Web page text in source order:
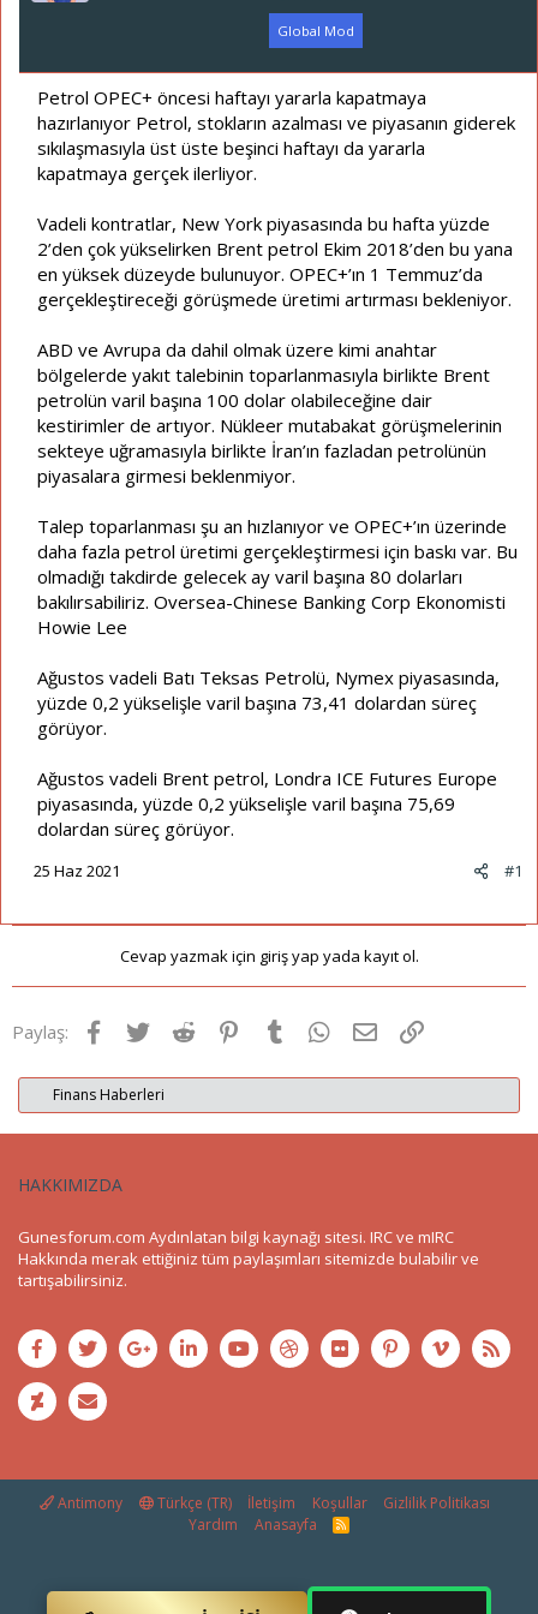
ş
t
r
i
h
i
Global Mod
Petrol OPEC+ öncesi haftayı yararla kapatmaya
hazırlanıyor Petrol, stokların azalması ve piyasanın giderek
sıkılaşmasıyla üst üste beşinci haftayı da yararla
kapatmaya gerçek ilerliyor.
Vadeli kontratlar, New York piyasasında bu hafta yüzde
2’den çok yükselirken Brent petrol Ekim 2018’den bu yana
en yüksek düzeyde bulunuyor. OPEC+’ın 1 Temmuz’da
gerçekleştireceği görüşmede üretimi artırması bekleniyor.
ABD ve Avrupa da dahil olmak üzere kimi anahtar
bölgelerde yakıt talebinin toparlanmasıyla birlikte Brent
petrolün varil başına 100 dolar olabileceğine dair
kestirimler de artıyor. Nükleer mutabakat görüşmelerinin
sekteye uğramasıyla birlikte İran’ın fazladan petrolünün
piyasalara girmesi beklenmiyor.
Talep toparlanması şu an hızlanıyor ve OPEC+’ın üzerinde
daha fazla petrol üretimi gerçekleştirmesi için baskı var. Bu
olmadığı takdirde gelecek ay varil başına 80 dolarları
bakılırsabiliriz. Oversea-Chinese Banking Corp Ekonomisti
Howie Lee
Ağustos vadeli Batı Teksas Petrolü, Nymex piyasasında,
yüzde 0,2 yükselişle varil başına 73,41 dolardan süreç
görüyor.
Ağustos vadeli Brent petrol, Londra ICE Futures Europe
piyasasında, yüzde 0,2 yükselişle varil başına 75,69
dolardan süreç görüyor.
#1
25 Haz 2021
Cevap yazmak için giriş yap yada kayıt ol.
Paylaş: Facebook
TwitterReddit Pinterest
Tumblr WhatsApp
E-postaLink
Finans Haberleri
HAKKIMIZDA
Gunesforum.com Aydınlatan bilgi kaynağı sitesi. IRC ve mIRC
Hakkında merak ettiğiniz tüm paylaşımları sitemizde bulabilir ve
tartışabilirsiniz.
Antimony Türkçe (TR) İletişim Koşullar
Gizlilik Politikası
Yardım
Anasayfa
R
S